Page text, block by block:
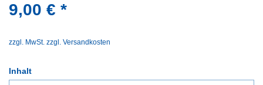
9,00 € *
zzgl. MwSt. zzgl. Versandkosten
Inhalt